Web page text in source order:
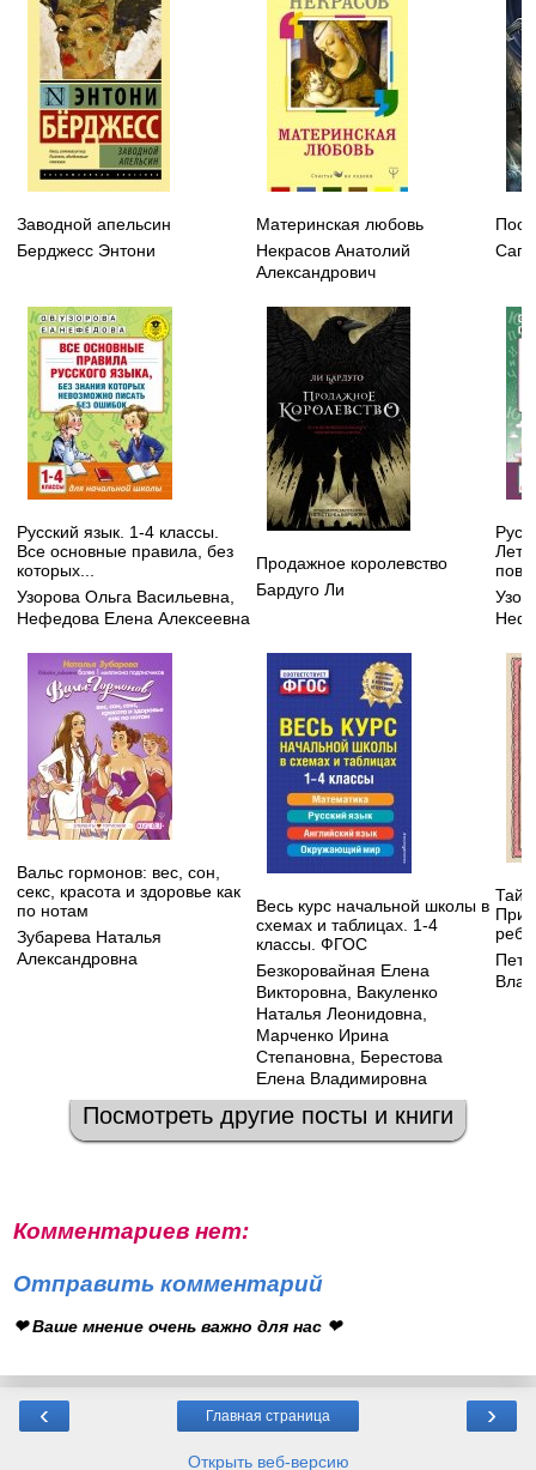
Заводной апельсин
Берджесс Энтони
Материнская любовь
Некрасов Анатолий
Александрович
Русский язык. 1-4 классы.
Все основные правила, без
которых...
Узорова Ольга Васильевна
Нефедова Елена Алексеевна
Продажное королевство
Бардуго Ли
Вальс гормонов: вес, сон,
секс, красота и здоровье как
по нотам
Зубарева Наталья
Александровна
Весь курс начальной школы в
схемах и таблицах. 1-4
классы. ФГОС
Безкоровайная Елена
Викторовна
Вакуленко
Наталья Леонидовна
Марченко Ирина
Степановна
Берестова
Елена Владимировна
Посмотреть другие посты и книги
Комментариев нет:
Отправить комментарий
❤ Ваше мнение очень важно для нас ❤
‹ ›
Главная страница
Открыть веб-версию